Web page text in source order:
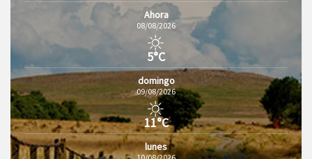
Ahora
08/08/2026
5°C
domingo
09/08/2026
11°C
lunes